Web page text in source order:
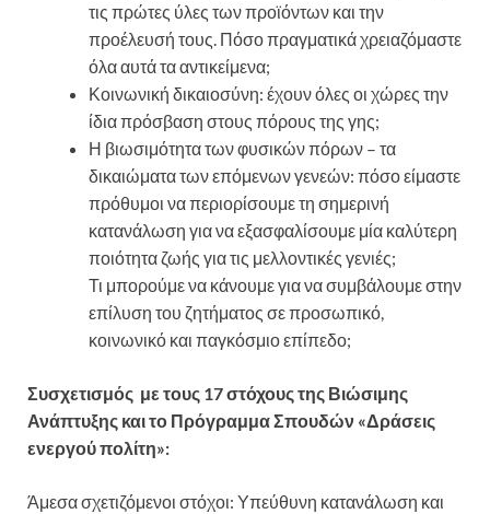
τις πρώτες ύλες των προϊόντων και την
προέλευσή τους. Πόσο πραγματικά χρειαζόμαστε
όλα αυτά τα αντικείμενα;
Κοινωνική δικαιοσύνη: έχουν όλες οι χώρες την
ίδια πρόσβαση στους πόρους της γης;
Η βιωσιμότητα των φυσικών πόρων – τα
δικαιώματα των επόμενων γενεών: πόσο είμαστε
πρόθυμοι να περιορίσουμε τη σημερινή
κατανάλωση για να εξασφαλίσουμε μία καλύτερη
ποιότητα ζωής για τις μελλοντικές γενιές;
Τι μπορούμε να κάνουμε για να συμβάλουμε στην
επίλυση του ζητήματος σε προσωπικό,
κοινωνικό και παγκόσμιο επίπεδο;
Συσχετισμός με τους 17 στόχους της Βιώσιμης
Ανάπτυξης και το Πρόγραμμα Σπουδών «Δράσεις
ενεργού πολίτη»:
Άμεσα σχετιζόμενοι στόχοι: Υπεύθυνη κατανάλωση και